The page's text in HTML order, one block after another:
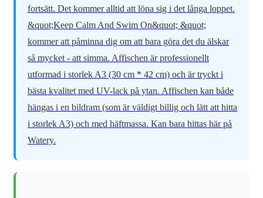
fortsätt. Det kommer alltid att löna sig i det långa loppet.
&quot;Keep Calm And Swim On&quot; &quot;
kommer att påminna dig om att bara göra det du älskar
så mycket - att simma. Affischen är professionellt
utformad i storlek A3 (30 cm * 42 cm) och är tryckt i
bästa kvalitet med UV-lack på ytan. Affischen kan både
hängas i en bildram (som är väldigt billig och lätt att hitta
i storlek A3) och med häftmassa. Kan bara hittas här på
Watery.